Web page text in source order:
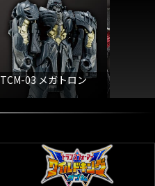
TCM-03 メガトロン
TC-03ビ
ン